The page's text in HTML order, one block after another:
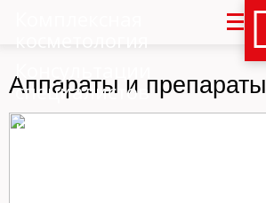
Консультации
специалистов
Центр Здоровья
Аппараты и препараты